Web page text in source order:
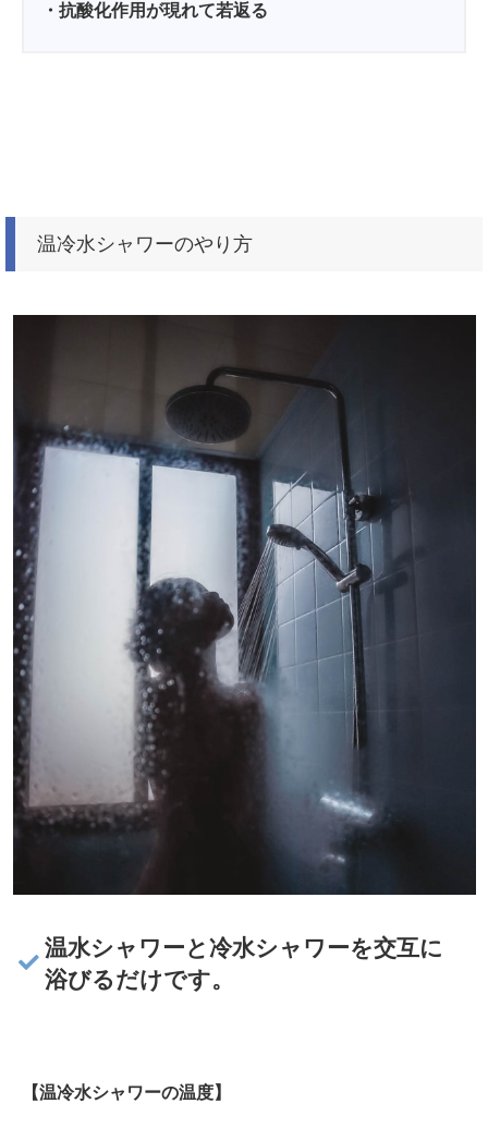
・抗酸化作用が現れて若返る
温冷水シャワーのやり方
温水シャワーと冷水シャワーを交互に
浴びるだけです。
【温冷水シャワーの温度】